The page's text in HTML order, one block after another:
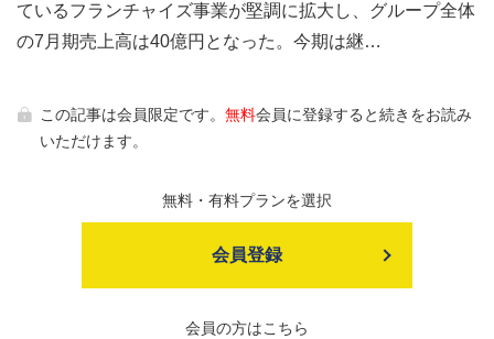
ているフランチャイズ事業が堅調に拡大し、グループ全体
の7月期売上高は40億円となった。今期は継…
この記事は会員限定です。 無料会員に登録すると続きをお読み
いただけます。
無料・有料プランを選択
会員登録
会員の方はこちら